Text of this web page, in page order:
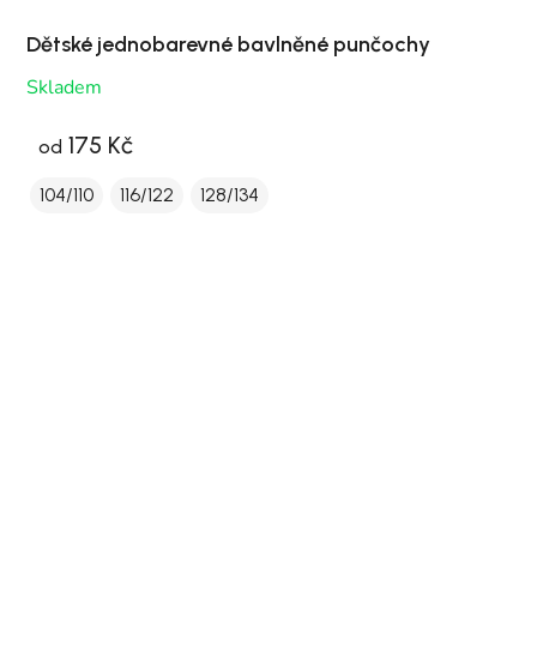
Dětské jednobarevné bavlněné punčochy
Skladem
od 175 Kč
104/110 116/122 128/134